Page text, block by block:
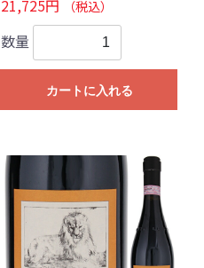
21,725円 （税込）
数量
カートに入れる